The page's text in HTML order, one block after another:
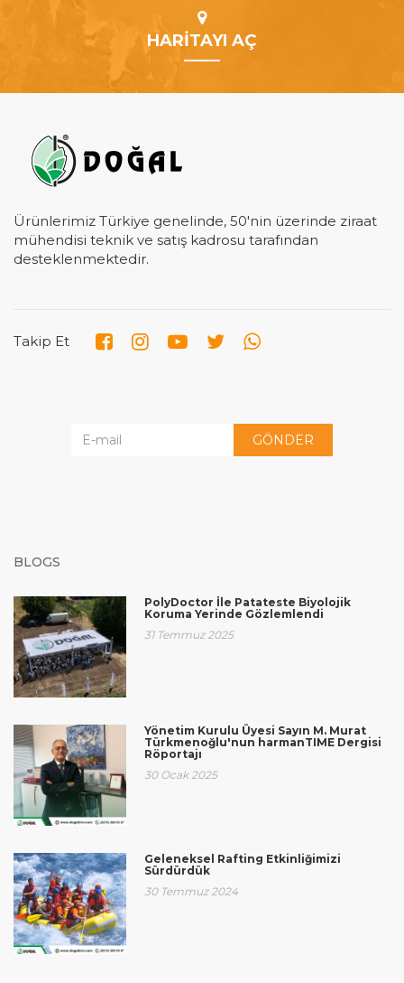
HARİTAYI AÇ
Ürünlerimiz Türkiye genelinde, 50'nin üzerinde ziraat
mühendisi teknik ve satış kadrosu tarafından
desteklenmektedir.
Takip Et
GÖNDER
BLOGS
PolyDoctor İle Patateste Biyolojik
Koruma Yerinde Gözlemlendi
31 Temmuz 2025
Yönetim Kurulu Üyesi Sayın M. Murat
Türkmenoğlu'nun harmanTIME Dergisi
Röportajı
30 Ocak 2025
Geleneksel Rafting Etkinliğimizi
Sürdürdük
30 Temmuz 2024